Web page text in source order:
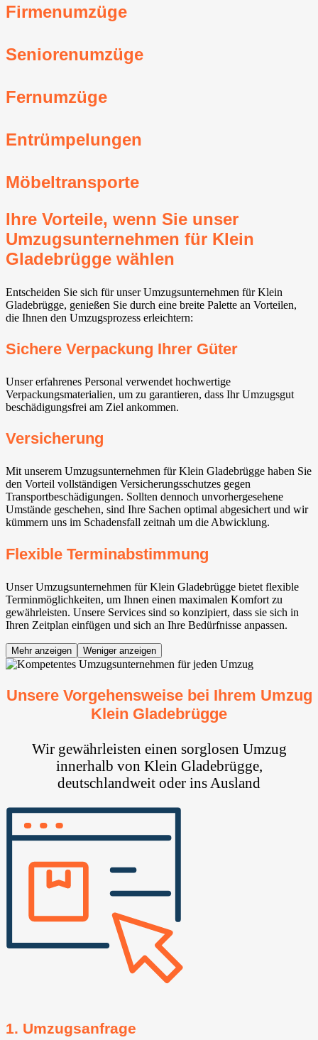
Firmenumzüge
Seniorenumzüge
Fernumzüge
Entrümpelungen
Möbeltransporte
Ihre Vorteile, wenn Sie unser
Umzugsunternehmen für Klein
Gladebrügge wählen
Entscheiden Sie sich für unser Umzugsunternehmen für Klein
Gladebrügge, genießen Sie durch eine breite Palette an Vorteilen,
die Ihnen den Umzugsprozess erleichtern:
Sichere Verpackung Ihrer Güter
Unser erfahrenes Personal verwendet hochwertige
Verpackungsmaterialien, um zu garantieren, dass Ihr Umzugsgut
beschädigungsfrei am Ziel ankommen.
Versicherung
Mit unserem Umzugsunternehmen für Klein Gladebrügge haben Sie
den Vorteil vollständigen Versicherungsschutzes gegen
Transportbeschädigungen. Sollten dennoch unvorhergesehene
Umstände geschehen, sind Ihre Sachen optimal abgesichert und wir
kümmern uns im Schadensfall zeitnah um die Abwicklung.
Flexible Terminabstimmung
Unser Umzugsunternehmen für Klein Gladebrügge bietet flexible
Terminmöglichkeiten, um Ihnen einen maximalen Komfort zu
gewährleisten. Unsere Services sind so konzipiert, dass sie sich in
Ihren Zeitplan einfügen und sich an Ihre Bedürfnisse anpassen.
Mehr anzeigen Weniger anzeigen
Unsere Vorgehensweise bei Ihrem Umzug
Klein Gladebrügge
Wir gewährleisten einen sorglosen Umzug
innerhalb von Klein Gladebrügge,
deutschlandweit oder ins Ausland
1. Umzugsanfrage